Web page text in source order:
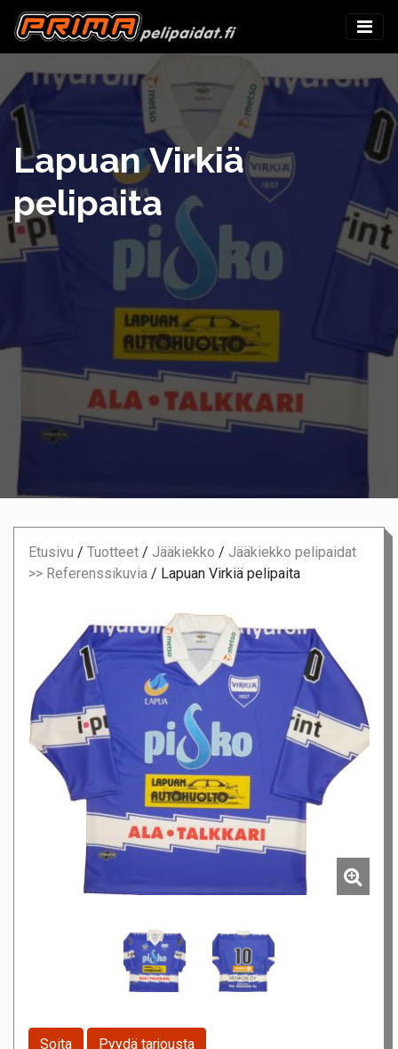
Lapuan Virkiä
pelipaita
Etusivu / Tuotteet / Jääkiekko / Jääkiekko pelipaidat
>> Referenssikuvia / Lapuan Virkiä pelipaita
Soita Pyydä tarjousta